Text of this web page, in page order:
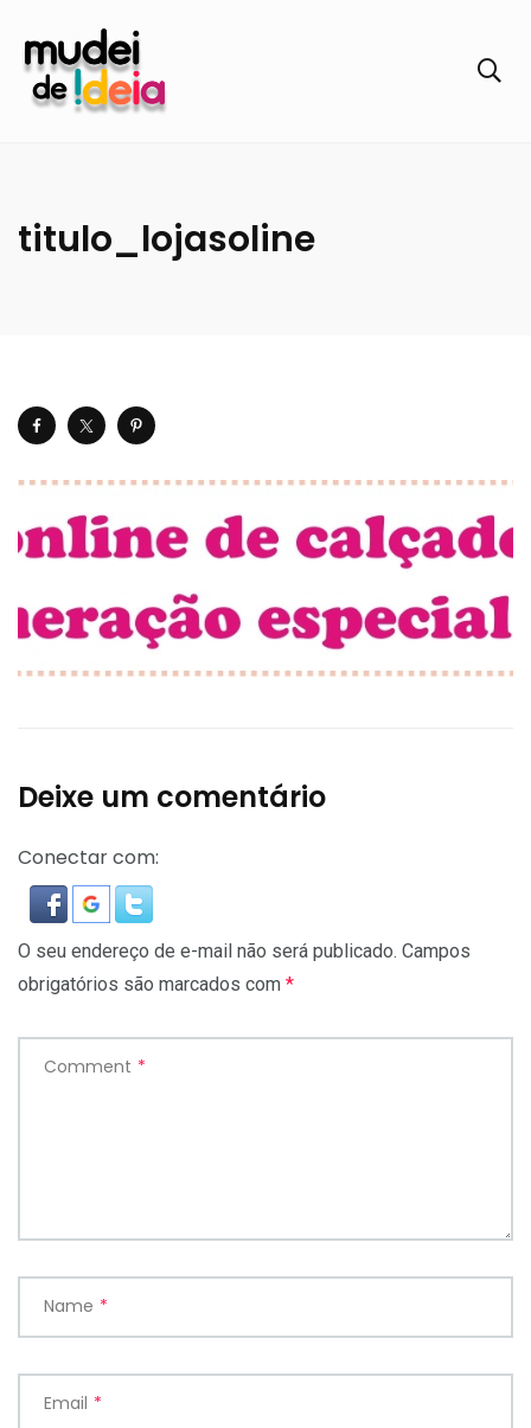
titulo_lojasoline
Deixe um comentário
Conectar com:
O seu endereço de e-mail não será publicado. Campos
obrigatórios são marcados com *
Comment *
Name *
Email *